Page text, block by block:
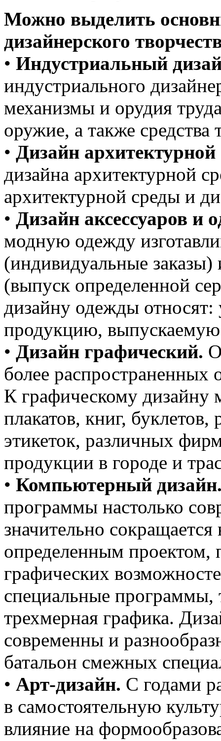
Можно выделить
дизайнерского
• Индустриальный
индустриального
механизмы и орудия
оружие, а также средства
• Дизайн
дизайна архитектурной
архитектурной среды и
• Дизайн аксессуаров и
модную одежду
(индивидуальные
(выпуск определенной
дизайну одежды
продукцию,
• Дизайн графический.
более распространенных
К графическому
плакатов, книг,
этикеток, различных
продукции в городе и
• Компьютерный
программы настолько
значительно
определенным проектом,
графических
специальные программы,
трехмерная графика.
современны и
батальон смежных
• Арт-дизайн. С годами
в самостоятельную
влияние на